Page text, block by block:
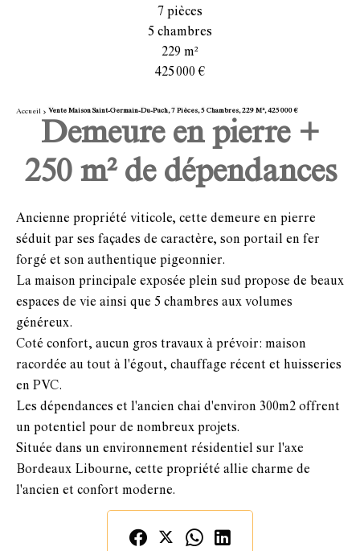
7 pièces
5 chambres
229 m²
425 000 €
Accueil Vente Maison Saint-Germain-Du-Puch, 7 Pièces, 5 Chambres, 229 M², 425 000 €
Demeure en pierre +
250 m² de dépendances
Ancienne propriété viticole, cette demeure en pierre
séduit par ses façades de caractère, son portail en fer
forgé et son authentique pigeonnier.
La maison principale exposée plein sud propose de beaux
espaces de vie ainsi que 5 chambres aux volumes
généreux.
Coté confort, aucun gros travaux à prévoir: maison
racordée au tout à l'égout, chauffage récent et huisseries
en PVC.
Les dépendances et l'ancien chai d'environ 300m2 offrent
un potentiel pour de nombreux projets.
Située dans un environnement résidentiel sur l'axe
Bordeaux Libourne, cette propriété allie charme de
l'ancien et confort moderne.